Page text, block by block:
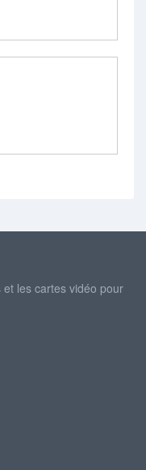
les cartes vidéo pour